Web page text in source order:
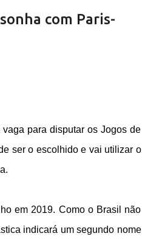
com Paris-
para disputar os Jogos de
ser o escolhido e vai utilizar o
em 2019. Como o Brasil não
indicará um segundo nome